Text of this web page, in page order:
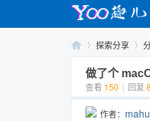
探索分享
做了个
查看 150 | 回复 8
作者：